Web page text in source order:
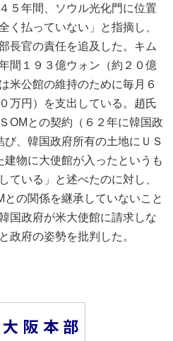
５年間、ソウル光化門に位置
く払っていない」と指摘し、
長官の責任を追及した。キム
間１９３億ウォン（約２０億
米公館の維持のために毎月６
万円）を支出している。趙氏
ОМとの契約（６２年に韓国政
、韓国政府所有の土地にＵＳ
物に大使館が入ったというも
ている」と述べたのに対し、
の関係を継承していないこと
国政府が米大使館に請求しな
政府の姿勢を批判した。